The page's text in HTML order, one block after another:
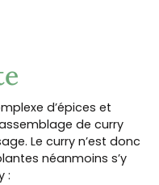
d’épices et
de curry
Le curry n’est donc
néanmoins s’y
: